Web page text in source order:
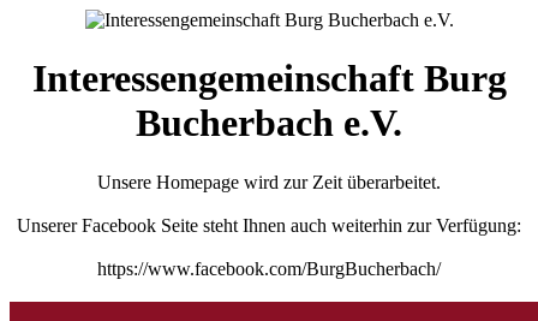
Interessengemeinschaft Burg
Bucherbach e.V.
Unsere Homepage wird zur Zeit überarbeitet.
Unserer Facebook Seite steht Ihnen auch weiterhin zur Verfügung:
https://www.facebook.com/BurgBucherbach/